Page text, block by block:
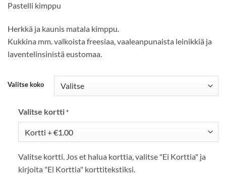
Pastelli kimppu
Herkkä ja kaunis matala kimppu.
Kukkina mm. valkoista freesiaa, vaaleanpunaista leinikkiä ja
laventelinsinistä eustomaa.
Valitse koko
Valitse kortti*
Valitse kortti. Jos et halua korttia, valitse "Ei Korttia" ja
kirjoita "Ei Korttia" korttitekstiksi.